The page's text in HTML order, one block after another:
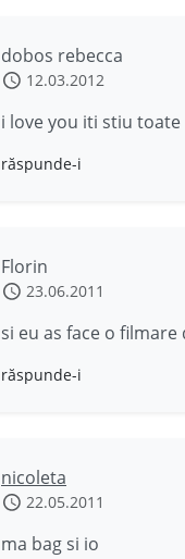
dobos rebecca
12.03.2012
i love you iti stiu
răspunde-i
Florin
23.06.2011
si eu as face o
răspunde-i
nicoleta
22.05.2011
ma bag si io